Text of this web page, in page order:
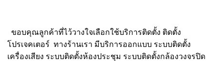
ขอบคุณลูกค้าที่ไว้วางใจเลือกใช้บริการติดตั้ง ติดตั้ง
โปรเจคเตอร์ ทางร้านเรา มีบริการออกแบบ ระบบติดตั้ง
เครื่องเสียง ระบบติดตั้งห้องประชุม ระบบติดตั้งกล้องวงจรปิด